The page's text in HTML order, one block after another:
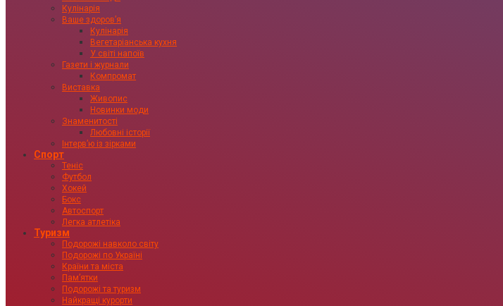
Кулінарія
Ваше здоровʼя
Кулінарія
Вегетаріанська кухня
У світі напоїв
Газети і журнали
Компромат
Виставка
Живопис
Новинки моди
Знаменитості
Любовні історії
Інтервʼю із зірками
Спорт
Теніс
Футбол
Хокей
Бокс
Автоспорт
Легка атлетіка
Туризм
Подорожі навколо світу
Подорожі по Україні
Країни та міста
Пам’ятки
Подорожі та туризм
Найкращі курорти